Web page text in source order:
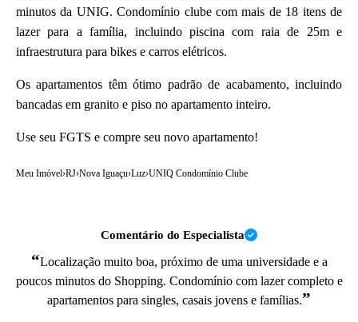
minutos da UNIG. Condomínio clube com mais de 18 itens de
lazer para a família, incluindo piscina com raia de 25m e
infraestrutura para bikes e carros elétricos.
Os apartamentos têm ótimo padrão de acabamento, incluindo
bancadas em granito e piso no apartamento inteiro.
Use seu FGTS e compre seu novo apartamento!
Meu Imóvel›RJ›Nova Iguaçu›Luz›UNIQ Condomínio Clube
Comentário do Especialista
“Localização muito boa, próximo de uma universidade e a
poucos minutos do Shopping. Condomínio com lazer completo e
apartamentos para singles, casais jovens e famílias.”